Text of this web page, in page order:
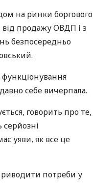
на ринки боргового
продажу ОВДП і з
безпосередньо
себе вичерпала.
говорить про те,
уяви, як все це
потреби у